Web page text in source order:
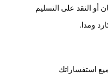
أو النقد على التسليم
ومدا.
استفساراتك